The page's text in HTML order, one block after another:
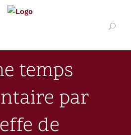
temps
par
de